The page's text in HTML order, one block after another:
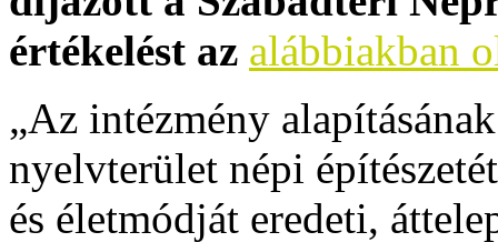
értékelést az alábbiakban
„Az intézmény
nyelvterület népi
és életmódját eredeti,